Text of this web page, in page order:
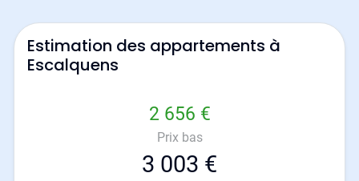
Estimation des appartements à
Escalquens
2 656 €
Prix bas
3 003 €